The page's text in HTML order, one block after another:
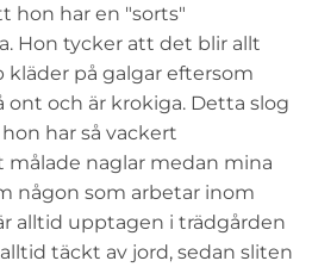
hon har en "sorts"
Hon tycker att det blir allt
kläder på galgar eftersom
ont och är krokiga. Detta slog
har så vackert
målade naglar medan mina
någon som arbetar inom
alltid upptagen i trädgården
täckt av jord, sedan sliten